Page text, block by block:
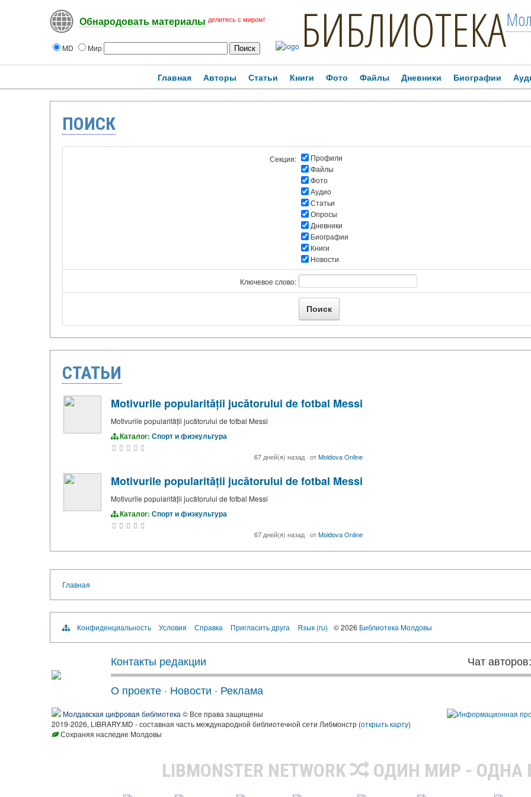
Обнародовать материалы делитесь с миром!
MD Мир БИБЛИОТЕКА
Главная Авторы Статьи Книги Фото Файлы Дневники Биографии
ПОИСК
Секция:
Профили
Файлы
Фото
Аудио
Статьи
Опросы
Дневники
Биографии
Книги
Новости
Ключевое слово:
СТАТЬИ
Motivurile popularității jucătorului de fotbal Messi
Motivurile popularității jucătorului de fotbal Messi
Каталог: Спорт и физкультура
67 дней(я) назад · отMoldova Online
Motivurile popularității jucătorului de fotbal Messi
Motivurile popularității jucătorului de fotbal Messi
Каталог: Спорт и физкультура
67 дней(я) назад · отMoldova Online
Главная
Конфиденциальность Условия Справка Пригласить друга Язык (ru) © 2026 Библиотека Молдовы
Контакты редакции
Чат
О проекте · Новости · Реклама
Молдавская цифровая библиотека © Все права защищены
2019-2026, LIBRARY.MD - составная часть международной библиотечной сети Либмонстр (открыть карту)
Сохраняя наследие Молдовы
LIBMONSTER NETWORK ОДИН МИР - ОДНА